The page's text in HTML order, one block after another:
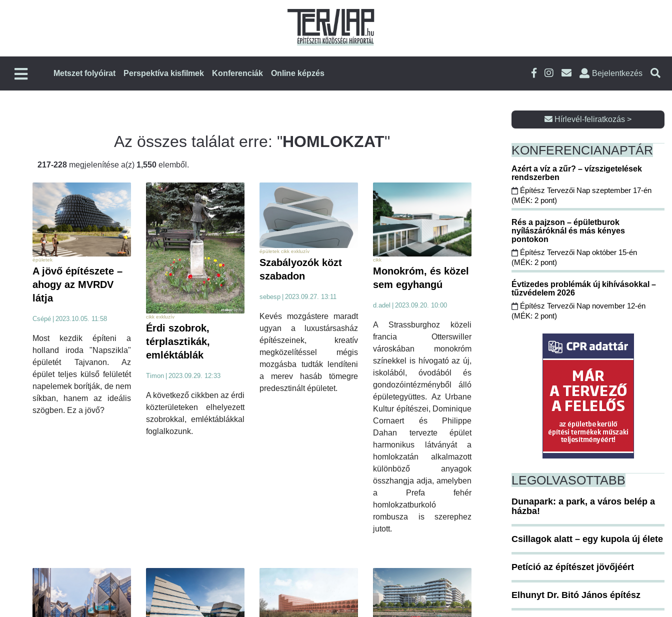
Metszet folyóirat Perspektíva kisfilmek Konferenciák Online képzés Bejelentkezés
Az összes találat erre: "HOMLOKZAT"
217-228 megjelenítése a(z) 1,550 elemből.
épületek
A jövő építészete –
ahogy az MVRDV
látja
Csépé | 2023.10.05. 11:58
Most kezdik építeni a
holland iroda "Napszikla"
épületét Tajvanon. Az
épület teljes külső felületét
napelemek borítják, de nem
síkban, hanem az ideális
szögben. Ez a jövő?
cikk exkluzív
Érdi szobrok,
térplasztikák,
emléktáblák
Timon 2023.09.29. 12:33
A következő cikkben az érdi
közterületeken elhelyezett
szobrokkal, emléktáblákkal
foglalkozunk.
épületek cikk exkluzív
Szabályozók közt
szabadon
sebesp 2023.09.27. 13:11
Kevés mozgástere maradt
ugyan a luxustársasház
építészeinek, kreatív
megközelítéssel mégis
mozgásba tudták lendíteni
a merev hasáb tömegre
predesztinált épületet.
cikk
Monokróm, és közel
sem egyhangú
d.adel | 2023.09.20. 10:00
A Strassburghoz közeli
francia Otterswiller
városkában monokróm
színekkel is hívogató az új,
iskolából, óvodából és
gondozóintézményből álló
épületegyüttes. Az Urbane
Kultur építészei, Dominique
Cornaert és Philippe
Dahan tervezte épület
harmonikus látványát a
homlokzatán alkalmazott
különböző anyagok
összhangja adja, amelyben
a Prefa fehér
homlokzatburkoló
rombusza is szerephez
jutott.
Hírlevél-feliratkozás >
KONFERENCIANAPTÁR
Azért a víz a zűr? – vízszigetelések
rendszerben
Építész Tervezői Nap szeptember 17-én
(MÉK: 2 pont)
Rés a pajzson – épületburok
nyílászáróknál és más kényes
pontokon
Építész Tervezői Nap október 15-én
(MÉK: 2 pont)
Évtizedes problémák új kihívásokkal –
tűzvédelem 2026
Építész Tervezői Nap november 12-én
(MÉK: 2 pont)
LEGOLVASOTTABB
Dunapark: a park, a város belép a
házba!
Csillagok alatt – egy kupola új élete
Petíció az építészet jövőjéért
Elhunyt Dr. Bitó János építész